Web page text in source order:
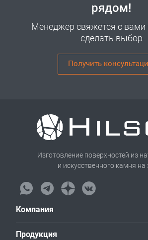
рядом!
Менеджер свяжется с
сделать выбор
Получить
Изготовление поверхностей из
и искусственного камня на
Компания
Продукция